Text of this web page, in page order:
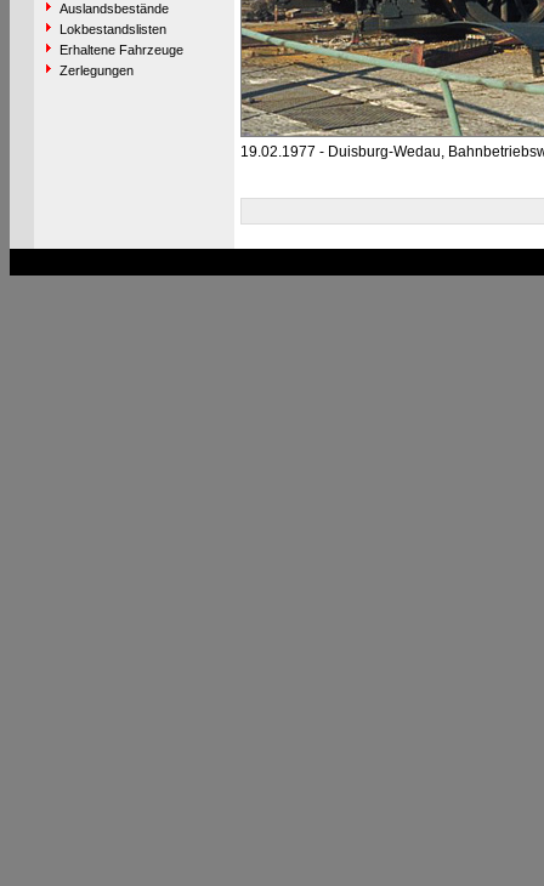
Auslandsbestände
Lokbestandslisten
Erhaltene Fahrzeuge
Zerlegungen
19.02.1977 - Duisburg-Wedau,